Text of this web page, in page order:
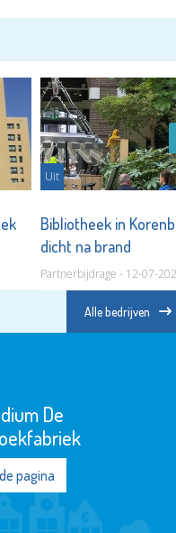
Uit
Bibliotheek in
dicht na brand
Partnerbijdrage - 12-07-
Alle bedrijven
De
pagina